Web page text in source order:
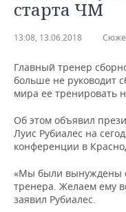
ДЕКЛАРАЦИИ О
КОРОЛИ
ВУЗЫ ТАТАРСТАНА
КОМУ
ТОРГОВЫЕ ЦЕНТРЫ
ТАТАРСТАНА
НОВОСТИ
ФИНАНСЫ
БАНКИ
БЮДЖЕТ
ИНВЕСТИЦИИ
ПРОМЫШЛЕННОСТЬ
НОВОСТИ
ПРОМЫШЛЕННОСТИ
АГРОПРОМ
МАШИНОСТРОЕНИЕ
НЕФТЕХИМИЯ
НЕДВИЖИМОСТЬ
НОВОСТИ
АВТО
НОВОСТИ АВТО
НОВОСТИ БИЗНЕСА
ТЕХНОЛОГИИ
старта ЧМ
13:08, 13.06.2018
Главный тренер
больше не руководит
мира ее тренировать
Об этом объявил
Луис Рубиалес на
конференции в
«Мы были вынуждены
тренера. Желаем ему
заявил Рубиалес.